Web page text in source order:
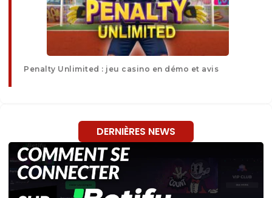
Penalty Unlimited : jeu casino en démo et avis
DERNIÈRES NEWS